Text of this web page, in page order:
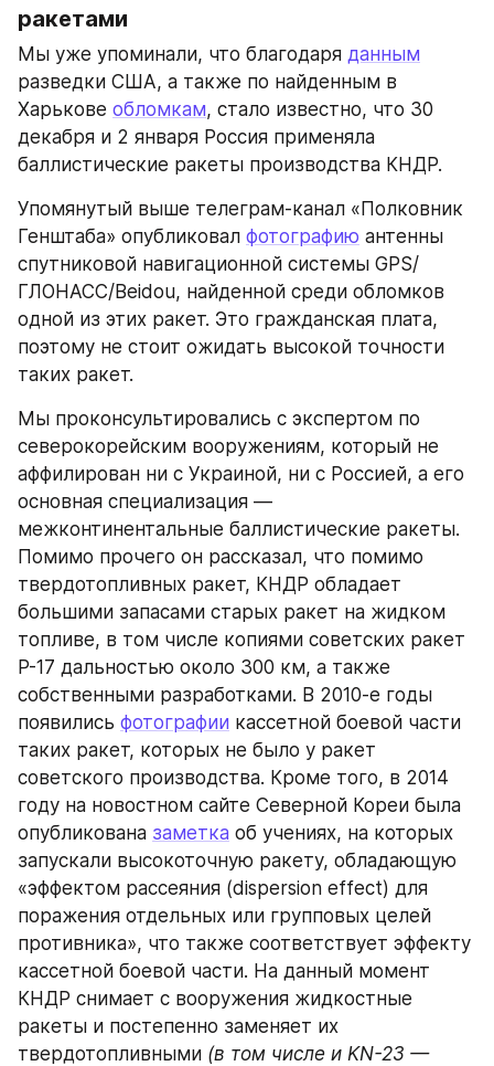
ракетами
Мы уже упоминали, что благодаря данным
разведки США, а также по найденным в
Харькове обломкам, стало известно, что 30
декабря и 2 января Россия применяла
баллистические ракеты производства КНДР.
Упомянутый выше телеграм-канал «Полковник
Генштаба» опубликовал фотографию антенны
спутниковой навигационной системы GPS/
ГЛОНАСС/Beidou, найденной среди обломков
одной из этих ракет. Это гражданская плата,
поэтому не стоит ожидать высокой точности
таких ракет.
Мы проконсультировались с экспертом по
северокорейским вооружениям, который не
аффилирован ни с Украиной, ни с Россией, а его
основная специализация —
межконтинентальные баллистические ракеты.
Помимо прочего он рассказал, что помимо
твердотопливных ракет, КНДР обладает
большими запасами старых ракет на жидком
топливе, в том числе копиями советских ракет
Р-17 дальностью около 300 км, а также
собственными разработками. В 2010-е годы
появились фотографии кассетной боевой части
таких ракет, которых не было у ракет
советского производства. Кроме того, в 2014
году на новостном сайте Северной Кореи была
опубликована заметка об учениях, на которых
запускали высокоточную ракету, обладающую
«эффектом рассеяния (dispersion effect) для
поражения отдельных или групповых целей
противника», что также соответствует эффекту
кассетной боевой части. На данный момент
КНДР снимает с вооружения жидкостные
ракеты и постепенно заменяет их
твердотопливными (в том числе и KN-23 —